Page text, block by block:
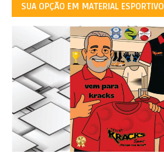
SUA OPÇÃO EM MATERIAL ESPORTIVO